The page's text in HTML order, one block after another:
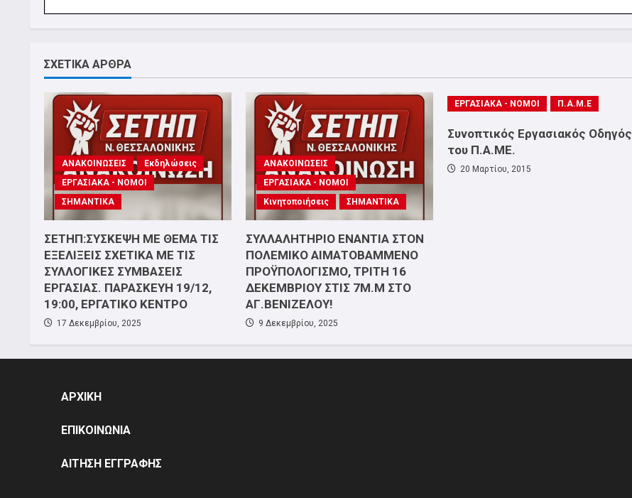
ΣΧΕΤΙΚΑ ΑΡΘΡΑ
ΑΝΑΚΟΙΝΩΣΕΙΣ
Εκδηλώσεις
ΕΡΓΑΣΙΑΚΑ - ΝΟΜΟΙ
ΣΗΜΑΝΤΙΚΑ
ΣΕΤΗΠ:ΣΥΣΚΕΨΗ ΜΕ ΘΕΜΑ ΤΙΣ
ΕΞΕΛΙΞΕΙΣ ΣΧΕΤΙΚΑ ΜΕ ΤΙΣ
ΣΥΛΛΟΓΙΚΕΣ ΣΥΜΒΑΣΕΙΣ
ΕΡΓΑΣΙΑΣ. ΠΑΡΑΣΚΕΥΗ 19/12,
19:00, ΕΡΓΑΤΙΚΟ ΚΕΝΤΡΟ
17 Δεκεμβρίου, 2025
ΑΝΑΚΟΙΝΩΣΕΙΣ
ΕΡΓΑΣΙΑΚΑ - ΝΟΜΟΙ
Κινητοποιήσεις
ΣΗΜΑΝΤΙΚΑ
ΣΥΛΛΑΛΗΤΗΡΙΟ ΕΝΑΝΤΙΑ ΣΤΟΝ
ΠΟΛΕΜΙΚΟ ΑΙΜΑΤΟΒΑΜΜΕΝΟ
ΠΡΟΫΠΟΛΟΓΙΣΜΟ, ΤΡΙΤΗ 16
ΔΕΚΕΜΒΡΙΟΥ ΣΤΙΣ 7Μ.Μ ΣΤΟ
ΑΓ.ΒΕΝΙΖΕΛΟΥ!
9 Δεκεμβρίου, 2025
ΕΡΓΑΣΙΑΚΑ - ΝΟΜΟΙ Π.Α.Μ.Ε
Συνοπτικός Εργασιακός Οδηγός
του Π.Α.ΜΕ.
20 Μαρτίου, 2015
ΑΡΧΙΚΗ
ΕΠΙΚΟΙΝΩΝΙΑ
ΑΙΤΗΣΗ ΕΓΓΡΑΦΗΣ